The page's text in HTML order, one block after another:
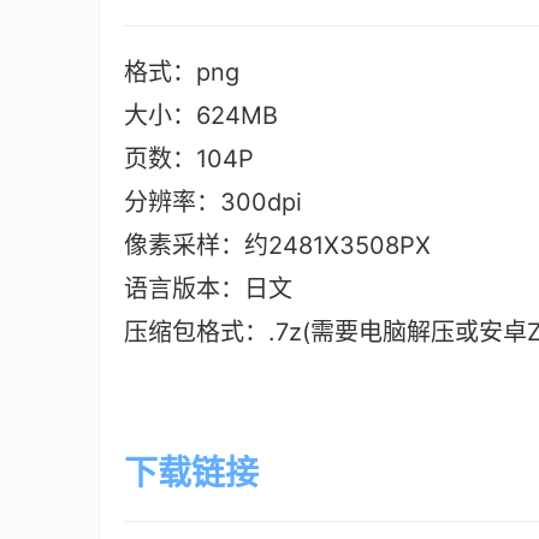
格式：png
大小：624MB
页数：104P
分辨率：300dpi
像素采样：约2481X3508PX
语言版本：日文
压缩包格式：.7z(需要电脑解压或安
下载链接